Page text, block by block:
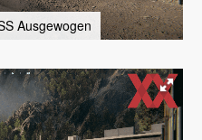
Ausgewogen